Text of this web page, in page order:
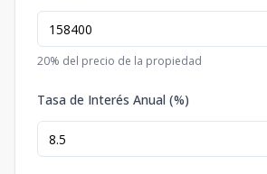
20% del precio de la propiedad
Tasa de Interés Anual (%)